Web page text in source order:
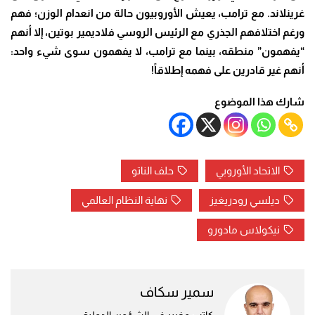
غرينلاند. مع ترامب، يعيش الأوروبيون حالة من انعدام الوزن؛ فهم
ورغم اختلافهم الجذري مع الرئيس الروسي فلاديمير بوتين، إلا أنهم
“يفهمون” منطقه، بينما مع ترامب، لا يفهمون سوى شيء واحد:
أنهم غير قادرين على فهمه إطلاقاً!
شارك هذا الموضوع
الاتحاد الأوروبي حلف الناتو
ديلسي رودريغيز نهاية النظام العالمي
​نيكولاس مادورو
سمير سكاف